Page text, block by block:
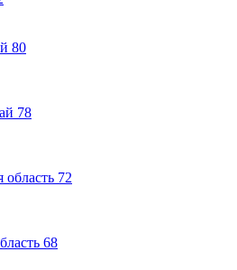
80
78
область 72
68